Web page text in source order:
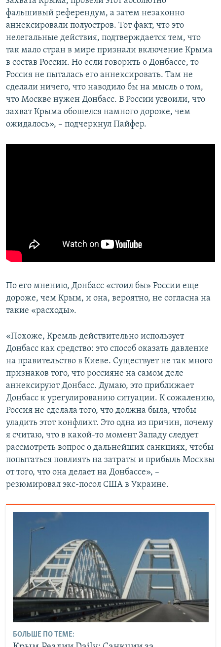
фальшивый референдум, а затем незаконно
аннексировали полуостров. Тот факт, что это
нелегальные действия, подтверждается тем, что
так мало стран в мире признали включение Крыма
в состав России. Но если говорить о Донбассе, то
Россия не пыталась его аннексировать. Там не
сделали ничего, что наводило бы на мысль о том,
что Москве нужен Донбасс. В России усвоили, что
захват Крыма обошелся намного дороже, чем
ожидалось», – подчеркнул Пайфер.
По его мнению, Донбасс «стоил бы» России еще
дороже, чем Крым, и она, вероятно, не согласна на
такие «расходы».
«Похоже, Кремль действительно использует
Донбасс как средство: это способ оказать давление
на правительство в Киеве. Существует не так много
признаков того, что россияне на самом деле
аннексируют Донбасс. Думаю, это приближает
Донбасс к урегулированию ситуации. К сожалению,
Россия не сделала того, что должна была, чтобы
уладить этот конфликт. Это одна из причин, почему
я считаю, что в какой-то момент Западу следует
рассмотреть вопрос о дальнейших санкциях, чтобы
попытаться повлиять на затраты и прибыль Москвы
от того, что она делает на Донбассе», –
резюмировал экс-посол США в Украине.
БОЛЬШЕ ПО ТЕМЕ: